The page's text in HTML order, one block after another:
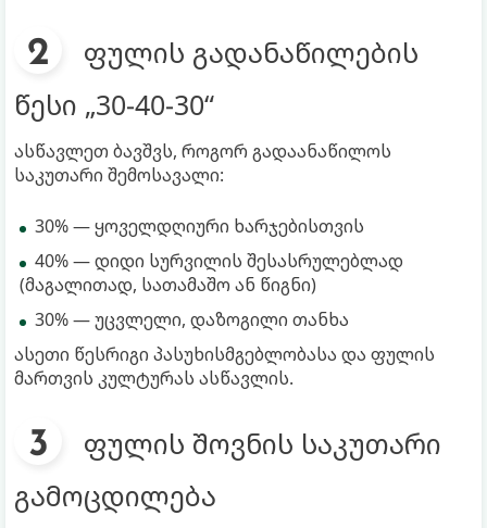
ფულის გადანაწილების
წესი „30-40-30“
ასწავლეთ ბავშვს, როგორ გადაანაწილოს
საკუთარი შემოსავალი:
30% — ყოველდღიური ხარჯებისთვის
40% — დიდი სურვილის შესასრულებლად
(მაგალითად, სათამაშო ან წიგნი)
30% — უცვლელი, დაზოგილი თანხა
ასეთი წესრიგი პასუხისმგებლობასა და ფულის
მართვის კულტურას ასწავლის.
ფულის შოვნის საკუთარი
გამოცდილება